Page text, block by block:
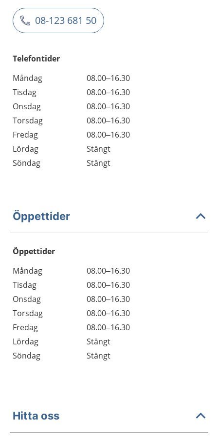
08-123 681 50
Telefontider
Måndag
08.00–16.30
Tisdag
08.00–16.30
Onsdag
08.00–16.30
Torsdag
08.00–16.30
Fredag
08.00–16.30
Lördag
Stängt
Söndag
Stängt
Öppettider
Öppettider
Dag
Öppettider
Kommentarer
Måndag
08.00–16.30
Tisdag
08.00–16.30
Onsdag
08.00–16.30
Torsdag
08.00–16.30
Fredag
08.00–16.30
Lördag
Stängt
Söndag
Stängt
Hitta oss